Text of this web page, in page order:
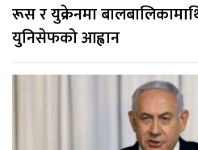
रूस र युक्रेनमा
युनिसेफको आह्वान